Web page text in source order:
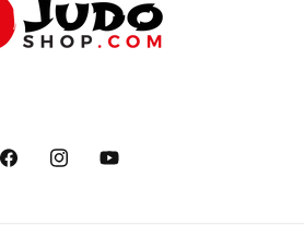
FacebookInstagramYouTube